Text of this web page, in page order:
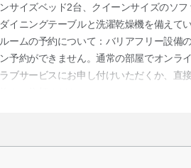
ンサイズベッド2台、クイーンサイズのソフ
ダイニングテーブルと洗濯乾燥機を備えて
ルームの予約について：バリアフリー設備
ン予約ができません。通常の部屋でオンラ
ラブサービスにお申し付けいただくか、直